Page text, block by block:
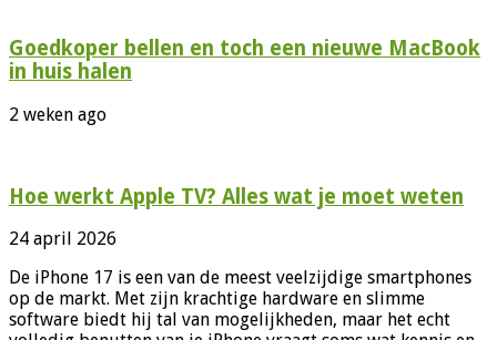
Goedkoper bellen en toch een nieuwe MacBook
in huis halen
2 weken ago
Hoe werkt Apple TV? Alles wat je moet weten
24 april 2026
De iPhone 17 is een van de meest veelzijdige smartphones
op de markt. Met zijn krachtige hardware en slimme
software biedt hij tal van mogelijkheden, maar het echt